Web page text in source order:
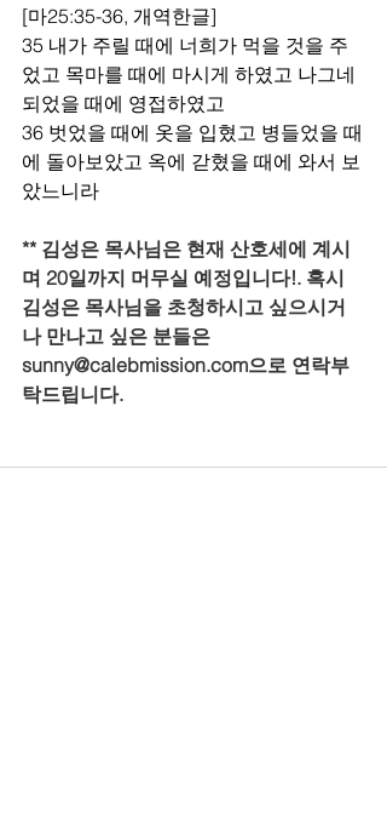
[마25:35-36, 개역한글]
35 내가 주릴 때에 너희가 먹을 것을 주
었고 목마를 때에 마시게 하였고 나그네
되었을 때에 영접하였고
36 벗었을 때에 옷을 입혔고 병들었을 때
에 돌아보았고 옥에 갇혔을 때에 와서 보
았느니라
** 김성은 목사님은 현재 산호세에 계시
며 20일까지 머무실 예정입니다!. 혹시
김성은 목사님을 초청하시고 싶으시거
나 만나고 싶은 분들은
sunny@calebmission.com으로 연락부
탁드립니다.